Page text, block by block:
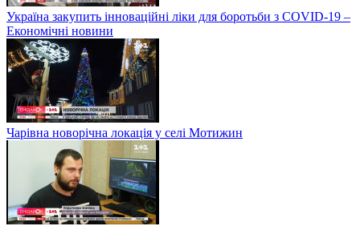
Україна закупить інноваційні ліки для боротьби з COVID-19 –
Економічні новини
Чарівна новорічна локація у селі Мотижин